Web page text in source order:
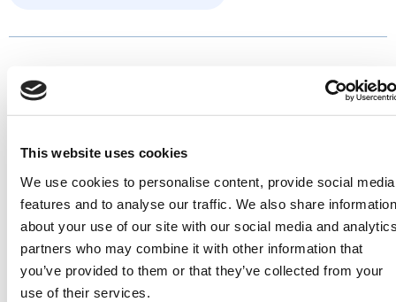
This website uses cookies
We use cookies to personalise content, provide social media
features and to analyse our traffic. We also share information
about your use of our site with our social media and
partners who may combine it with other information that
you’ve provided to them or that they’ve collected from your
use of their services.
Exploring ethnic and racial
differences in intraocular pressure
Longitudinal Study on aging
Vision et santé des yeux
Grant A, Roy-Gagnon MH, Bastasic J, Talekar A, Miller G, Li G,
Freeman EE. Exploring ethnic and racial differences in
intraocular pressure and glaucoma: The Canadian Longitudinal
Study on aging. Heliyon. 2024 Mar 26;10(7):e28611. doi:
10.1016/j.heliyon.2024.e28611. PMID: 38586381; PMCID: